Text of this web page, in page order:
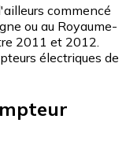
commencé
ou au Royaume-
2011 et 2012.
électriques de